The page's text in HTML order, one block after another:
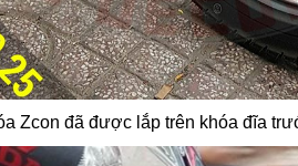
Zcon đã được lắp trên khóa đĩa